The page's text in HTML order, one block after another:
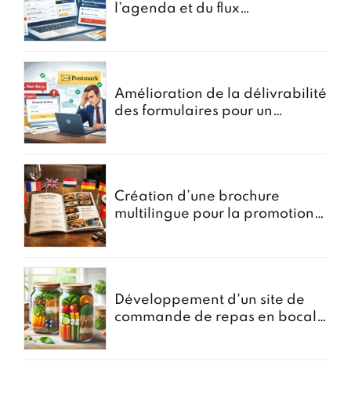
l’agenda et du flux
Amélioration de la délivrabilité
des formulaires pour un
Création d’une brochure
multilingue pour la promotion
Développement d'un site de
commande de repas en bocal -